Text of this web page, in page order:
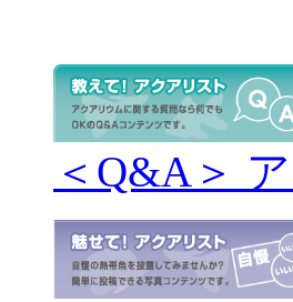
＜Q&A＞